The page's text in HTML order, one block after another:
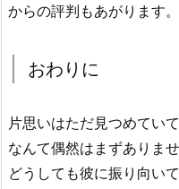
からの評判もあがります。
おわりに
片思いはただ見つめてい
なんて偶然はまずありませ
どうしても彼に振り向い